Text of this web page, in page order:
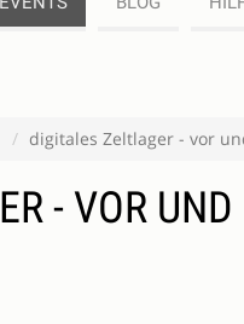
digitales Zeltlager - vor
- VOR